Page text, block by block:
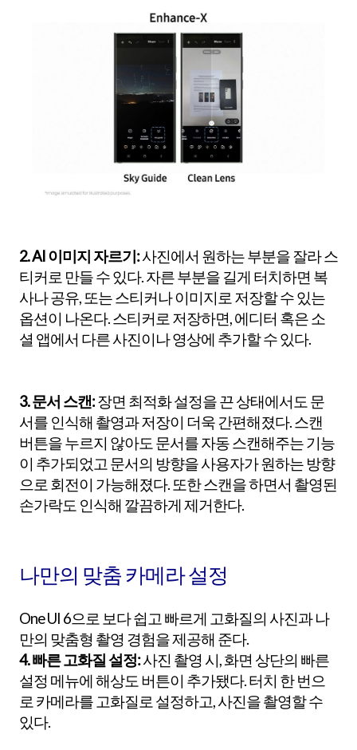
2. AI 이미지 자르기:사진에서 원하는 부분을 잘라 스
티커로 만들 수 있다. 자른 부분을 길게 터치하면 복
사나 공유, 또는 스티커나 이미지로 저장할 수 있는
옵션이 나온다. 스티커로 저장하면, 에디터 혹은 소
셜 앱에서 다른 사진이나 영상에 추가할 수 있다.
3. 문서 스캔:장면 최적화 설정을 끈 상태에서도 문
서를 인식해 촬영과 저장이 더욱 간편해졌다. 스캔
버튼을 누르지 않아도 문서를 자동 스캔해주는 기능
이 추가되었고 문서의 방향을 사용자가 원하는 방향
으로 회전이 가능해졌다. 또한 스캔을 하면서 촬영된
손가락도 인식해 깔끔하게 제거한다.
나만의 맞춤 카메라 설정
One UI 6으로 보다 쉽고 빠르게 고화질의 사진과 나
만의 맞춤형 촬영 경험을 제공해 준다.
4. 빠른 고화질 설정:사진 촬영 시, 화면 상단의 빠른
설정 메뉴에 해상도 버튼이 추가됐다. 터치 한 번으
로 카메라를 고화질로 설정하고, 사진을 촬영할 수
있다.